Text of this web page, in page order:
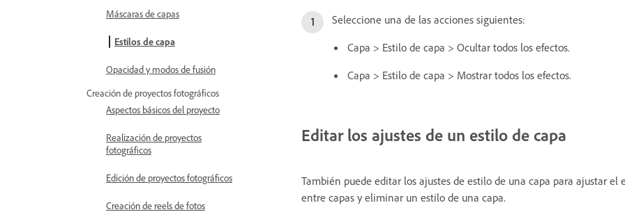
Máscaras de capas
Estilos de capa
Opacidad y modos de fusión
Creación de proyectos fotográficos
Aspectos básicos del proyecto
Realización de proyectos
fotográficos
Edición de proyectos fotográficos
Creación de reels de fotos
Seleccione una de las acciones siguientes:
Capa > Estilo de capa > Ocultar todos los efectos.
Capa > Estilo de capa > Mostrar todos los efectos.
Editar los ajustes de un estilo de capa
También puede editar los ajustes de estilo de una capa para ajustar el
entre capas y eliminar un estilo de una capa.